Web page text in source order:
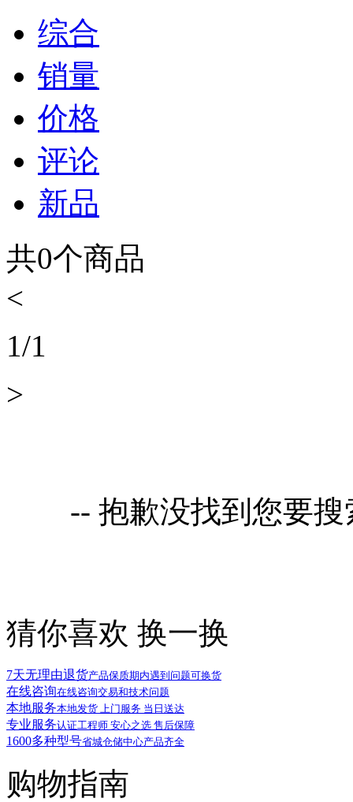
综合
销量
价格
评论
新品
共0个商品
<
1/1
>
-- 抱歉没找到您要
猜你喜欢 换一换
7天无理由退货产品保质期内遇到问题可换货
在线咨询在线咨询交易和技术问题
本地服务本地发货 上门服务 当日送达
专业服务认证工程师 安心之选 售后保障
1600多种型号省城仓储中心产品齐全
购物指南